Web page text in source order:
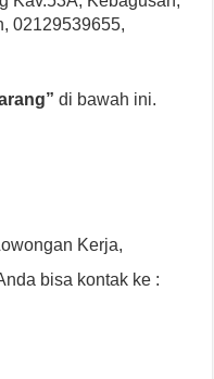
02129539655,
di bawah ini.
Kerja,
bisa kontak ke :